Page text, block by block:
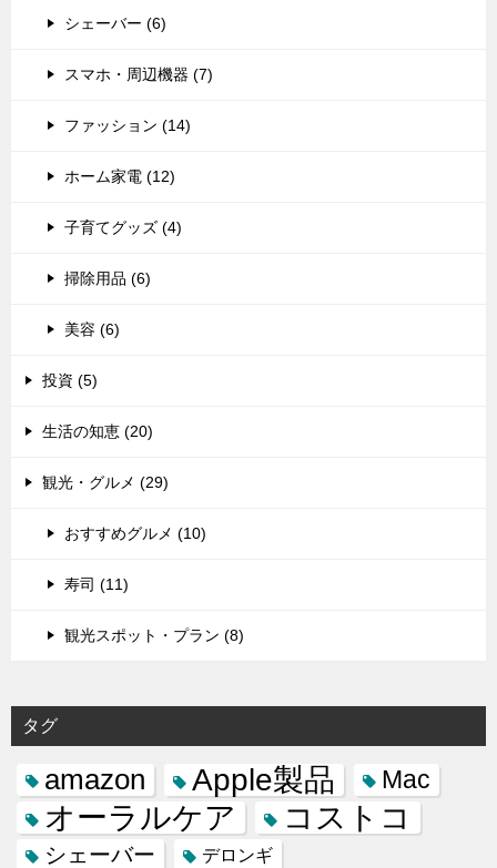
シェーバー (6)
スマホ・周辺機器 (7)
ファッション (14)
ホーム家電 (12)
子育てグッズ (4)
掃除用品 (6)
美容 (6)
投資 (5)
生活の知恵 (20)
観光・グルメ (29)
おすすめグルメ (10)
寿司 (11)
観光スポット・プラン (8)
タグ
amazon Apple製品 Mac
オーラルケア コストコ
シェーバー デロンギ